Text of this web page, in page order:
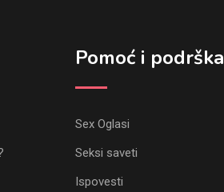
Pomoć i podrška
Sex Oglasi
Seksi saveti
Ispovesti